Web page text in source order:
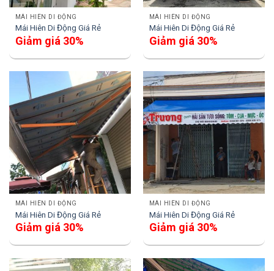
MÁI HIÊN DI ĐỘNG
Mái Hiên Di Động Giá Rẻ
Giảm giá 30%
MÁI HIÊN DI ĐỘNG
Mái Hiên Di Động Giá Rẻ
Giảm giá 30%
MÁI HIÊN DI ĐỘNG
Mái Hiên Di Động Giá Rẻ
Giảm giá 30%
MÁI HIÊN DI ĐỘNG
Mái Hiên Di Động Giá Rẻ
Giảm giá 30%